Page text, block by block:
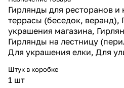
открывает широкие
возможности для оформления
фасадов торговых центров,
городских улиц и площадей.
Эффекты и применение
Основное тёплое свечение
создаёт классическую
атмосферу рождественского
уюта, а белые вспышки флеша
Гирлянды для ресторанов и
террасы (беседок, веранд),
украшения магазина,
Гирлянды на лестницу
Для украшения елки, Для
Штук в коробке
1 шт